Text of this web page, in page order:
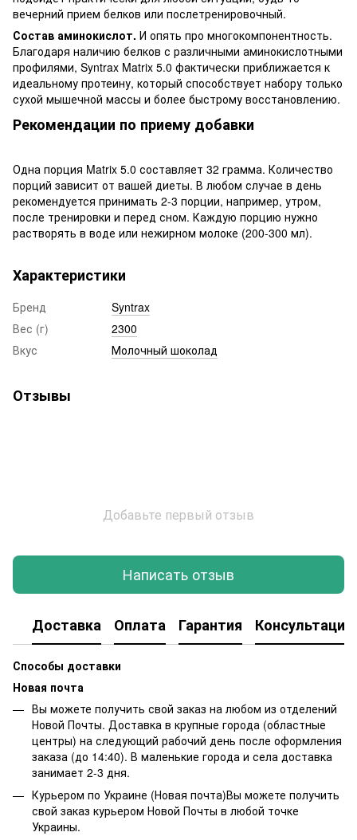
вечерний прием белков или послетренировочный.
Состав аминокислот. И опять про многокомпонентность.
Благодаря наличию белков с различными аминокислотными
профилями, Syntrax Matrix 5.0 фактически приближается к
идеальному протеину, который способствует набору только
сухой мышечной массы и более быстрому восстановлению.
Рекомендации по приему добавки
Одна порция Matrix 5.0 составляет 32 грамма. Количество
порций зависит от вашей диеты. В любом случае в день
рекомендуется принимать 2-3 порции, например, утром,
после тренировки и перед сном. Каждую порцию нужно
растворять в воде или нежирном молоке (200-300 мл).
Характеристики
Бренд
Syntrax
Вес (г)
2300
Вкус
Молочный шоколад
Отзывы
Добавьте первый отзыв
Написать отзыв
Доставка Оплата Гарантия Консультация
Способы доставки
Новая почта
Вы можете получить свой заказ на любом из отделений
Новой Почты. Доставка в крупные города (областные
центры) на следующий рабочий день после оформления
заказа (до 14:40). В маленькие города и села доставка
занимает 2-3 дня.
Курьером по Украине (Новая почта)Вы можете получить
свой заказ курьером Новой Почты в любой точке
Украины.